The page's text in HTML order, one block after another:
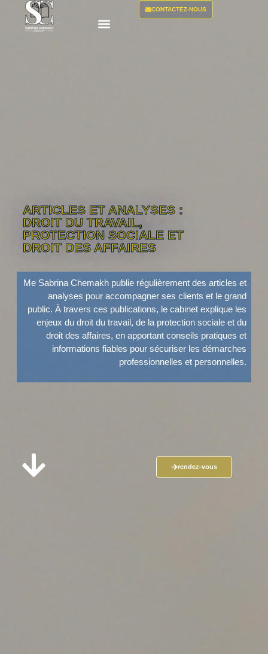
CONTACTEZ-NOUS
ARTICLES ET ANALYSES :
DROIT DU TRAVAIL,
PROTECTION SOCIALE ET
DROIT DES AFFAIRES
Me Sabrina Chemakh publie régulièrement des articles et
analyses pour accompagner ses clients et le grand
public. À travers ces publications, le cabinet explique les
enjeux du droit du travail, de la protection sociale et du
droit des affaires, en apportant conseils pratiques et
informations fiables pour sécuriser les démarches
professionnelles et personnelles.
rendez-vous